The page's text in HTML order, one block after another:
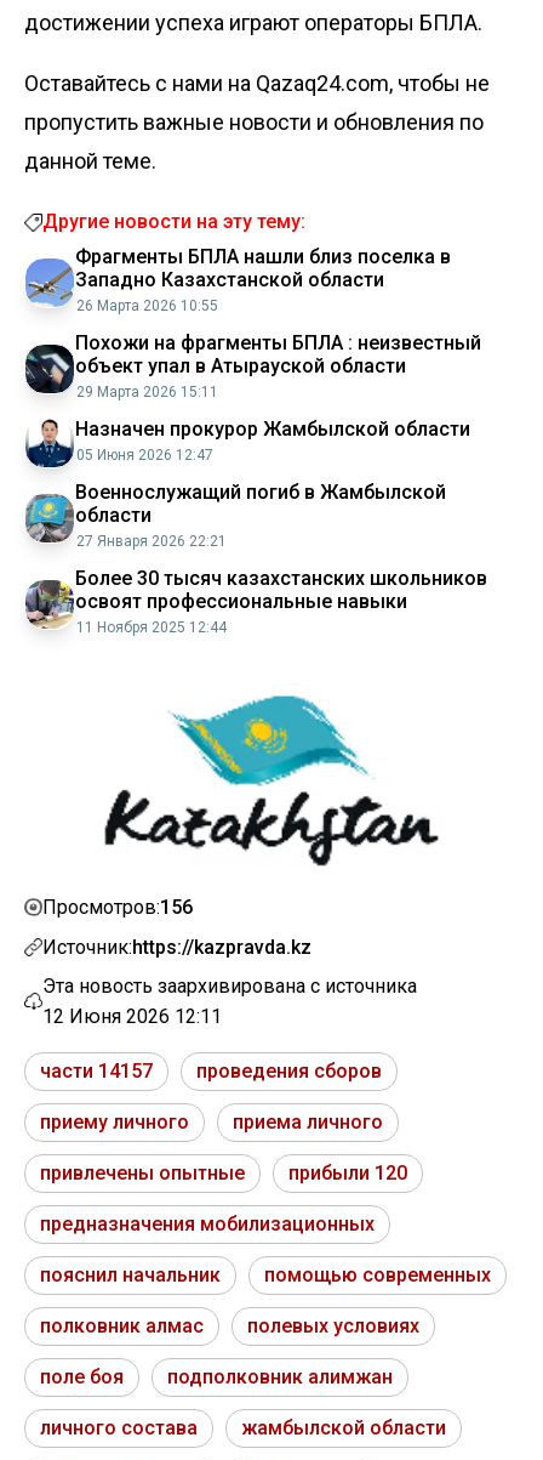
достижении успеха играют операторы БПЛА.
Оставайтесь с нами на Qazaq24.com, чтобы не
пропустить важные новости и обновления по
данной теме.
Другие новости на эту тему:
Фрагменты БПЛА нашли близ поселка в
Западно Казахстанской области
26 Марта 2026 10:55
Похожи на фрагменты БПЛА : неизвестный
объект упал в Атырауской области
29 Марта 2026 15:11
Назначен прокурор Жамбылской области
05 Июня 2026 12:47
Военнослужащий погиб в Жамбылской
области
27 Января 2026 22:21
Более 30 тысяч казахстанских школьников
освоят профессиональные навыки
11 Ноября 2025 12:44
Просмотров:156
Источник:https://kazpravda.kz
Эта новость заархивирована с источника
12 Июня 2026 12:11
части 14157 проведения сборов
приему личного приема личного
привлечены опытные прибыли 120
предназначения мобилизационных
пояснил начальник помощью современных
полковник алмас полевых условиях
поле боя подполковник алимжан
личного состава жамбылской области